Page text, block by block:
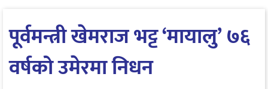
पूर्वमन्त्री खेमराज भट्ट ‘मायालु’ ७६
वर्षको उमेरमा निधन